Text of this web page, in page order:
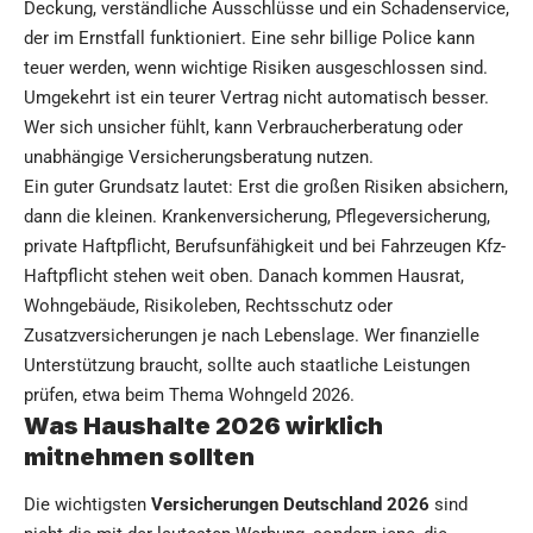
Deckung, verständliche Ausschlüsse und ein Schadenservice,
der im Ernstfall funktioniert. Eine sehr billige Police kann
teuer werden, wenn wichtige Risiken ausgeschlossen sind.
Umgekehrt ist ein teurer Vertrag nicht automatisch besser.
Wer sich unsicher fühlt, kann Verbraucherberatung oder
unabhängige Versicherungsberatung nutzen.
Ein guter Grundsatz lautet: Erst die großen Risiken absichern,
dann die kleinen. Krankenversicherung, Pflegeversicherung,
private Haftpflicht, Berufsunfähigkeit und bei Fahrzeugen Kfz-
Haftpflicht stehen weit oben. Danach kommen Hausrat,
Wohngebäude, Risikoleben, Rechtsschutz oder
Zusatzversicherungen je nach Lebenslage. Wer finanzielle
Unterstützung braucht, sollte auch staatliche Leistungen
prüfen, etwa beim Thema Wohngeld 2026.
Was Haushalte 2026 wirklich
mitnehmen sollten
Die wichtigsten Versicherungen Deutschland 2026 sind